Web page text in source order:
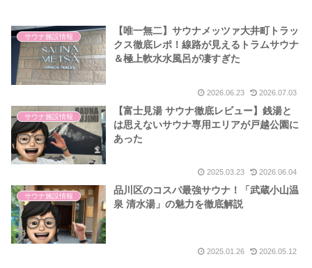
サウナ施設情報
【唯一無二】サウナメッツァ大井町トラッ
クス徹底レポ！線路が見えるトラムサウナ
＆極上軟水水風呂が凄すぎた
2026.06.23 2026.07.03
サウナ施設情報
【富士見湯 サウナ徹底レビュー】銭湯と
は思えないサウナ専用エリアが戸越公園に
あった
2025.03.23 2026.06.04
サウナ施設情報
品川区のコスパ最強サウナ！「武蔵小山温
泉 清水湯」の魅力を徹底解説
2025.01.26 2026.05.12